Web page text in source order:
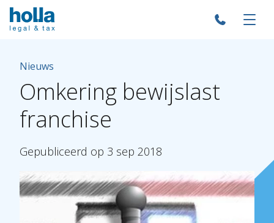
Nieuws
Omkering bewijslast
franchise
Gepubliceerd op 3 sep 2018